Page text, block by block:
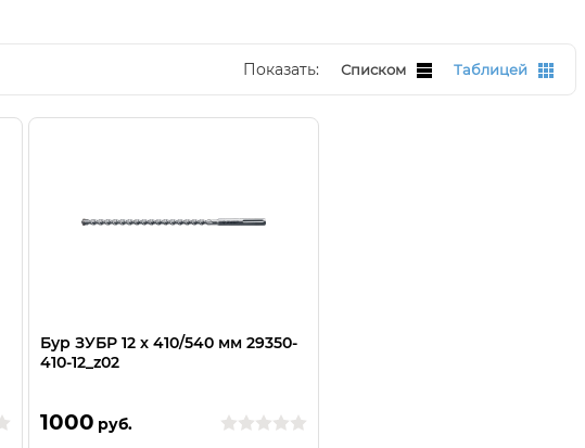
Показать: Списком Таблицей
Бур ЗУБР 12 x 410/540 мм 29350-
410-12_z02
1000 руб.